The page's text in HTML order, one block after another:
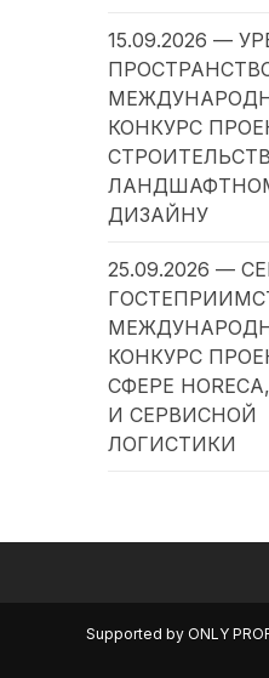
15.09.2026 —
КОНКУРС
ДИЗАЙНУ
25.09.2026 —
КОНКУРС
СФЕРЕ
И СЕРВИСНОЙ
ЛОГИСТИКИ
Supported by ONLY